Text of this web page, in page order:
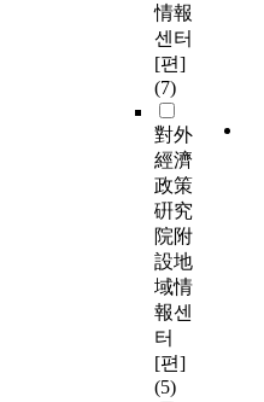
情報
센터
[편]
(7)
對外
經濟
政策
硏究
院附
設地
域情
報센
터
[편]
(5)